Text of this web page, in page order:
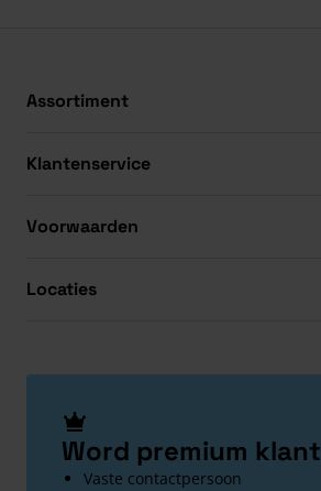
Assortiment
Klantenservice
Voorwaarden
Locaties
Word premium klant
Vaste contactpersoon